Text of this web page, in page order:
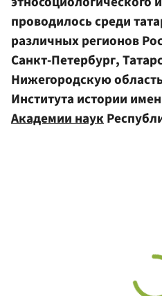
проводилось среди
различных регионов
Санкт-Петербург,
Нижегородскую
Института истории
Академии наук